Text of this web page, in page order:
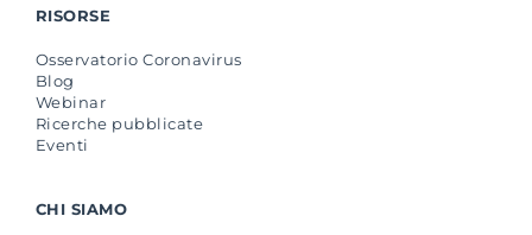
RISORSE
Osservatorio Coronavirus
Blog
Webinar
Ricerche pubblicate
Eventi
CHI SIAMO